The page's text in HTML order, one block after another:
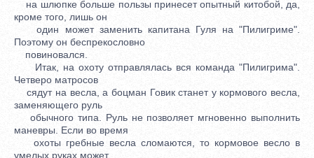
на шлюпке больше пользы принесет опытный китобой, да,
кроме того, лишь он
один может заменить капитана Гуля на "Пилигриме".
Поэтому он беспрекословно
повиновался.
Итак, на охоту отправлялась вся команда "Пилигрима".
Четверо матросов
сядут на весла, а боцман Говик станет у кормового весла,
заменяющего руль
обычного типа. Руль не позволяет мгновенно выполнить
маневры. Если во время
охоты гребные весла сломаются, то кормовое весло в
умелых руках может